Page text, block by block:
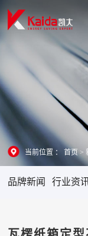
当前位置 ：首页>
品牌新闻 行业资